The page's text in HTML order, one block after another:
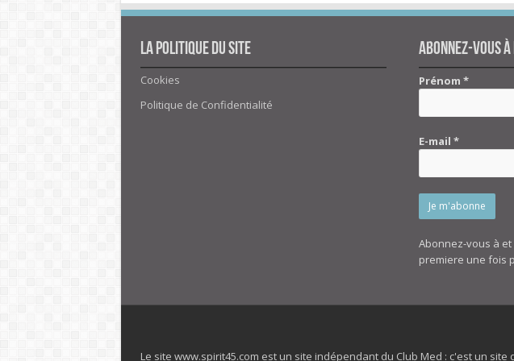
La politique du site
Cookies
Politique de Confidentialité
Abonnez-vous
Prénom*
E-mail*
Abonnez-vous à
premiere une fois
Le site www.spirit45.com est un site indépendant du Club Med : c'est un